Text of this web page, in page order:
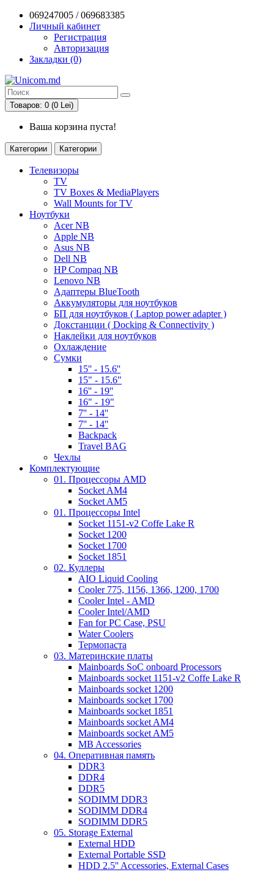
069247005 / 069683385
Личный кабинет
Регистрация
Авторизация
Закладки (0)
Товаров: 0 (0 Lei)
Ваша корзина пуста!
Категории Категории
Телевизоры
TV
TV Boxes & MediaPlayers
Wall Mounts for TV
Ноутбуки
Acer NB
Apple NB
Asus NB
Dell NB
HP Compaq NB
Lenovo NB
Адаптеры BlueTooth
Аккумуляторы для ноутбуков
БП для ноутбуков ( Laptop power adapter )
Докстанции ( Docking & Connectivity )
Наклейки для ноутбуков
Охлаждение
Сумки
15'' - 15.6''
15" - 15.6"
16'' - 19''
16" - 19"
7'' - 14''
7'' - 14''
Backpack
Travel BAG
Чехлы
Комплектующие
01. Процессоры AMD
Socket AM4
Socket AM5
01. Процессоры Intel
Socket 1151-v2 Coffe Lake R
Socket 1200
Socket 1700
Socket 1851
02. Куллеры
AIO Liquid Cooling
Cooler 775, 1156, 1366, 1200, 1700
Cooler Intel - AMD
Cooler Intel/AMD
Fan for PC Case, PSU
Water Coolers
Термопаста
03. Материнские платы
Mainboards SoC onboard Processors
Mainboards socket 1151-v2 Coffe Lake R
Mainboards socket 1200
Mainboards socket 1700
Mainboards socket 1851
Mainboards socket AM4
Mainboards socket AM5
MB Accessories
04. Оперативная память
DDR3
DDR4
DDR5
SODIMM DDR3
SODIMM DDR4
SODIMM DDR5
05. Storage External
External HDD
External Portable SSD
HDD 2.5'' Accessories, External Cases